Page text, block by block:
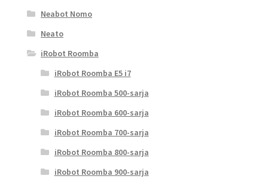
Neabot Nomo
Neato
iRobot Roomba
iRobot Roomba E5 i7
iRobot Roomba 500-sarja
iRobot Roomba 600-sarja
iRobot Roomba 700-sarja
iRobot Roomba 800-sarja
iRobot Roomba 900-sarja